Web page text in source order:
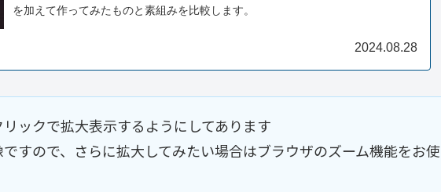
を加えて作ってみたものと素組みを比較します。
2024.08.28
ックで拡大表示するようにしてあります
すので、さらに拡大してみたい場合はブラウザのズーム機能をお使